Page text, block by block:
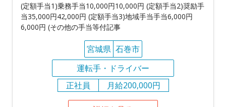
(定額手当1)乗務手当10,000円10,000円 (定額手当2)奨励手
当35,000円42,000円 (定額手当3)地域手当手当6,000円
6,000円 (その他の手当等付記事
宮城県 石巻市
運転手・ドライバー
正社員
月給200,000円